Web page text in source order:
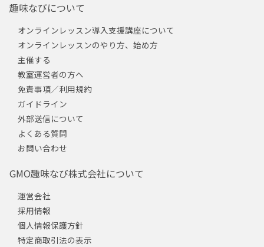
趣味なびについて
オンラインレッスン導入支援講座について
オンラインレッスンのやり方、始め方
主催する
教室運営者の方へ
免責事項／利用規約
ガイドライン
外部送信について
よくある質問
お問い合わせ
GMO趣味なび株式会社について
運営会社
採用情報
個人情報保護方針
特定商取引法の表示